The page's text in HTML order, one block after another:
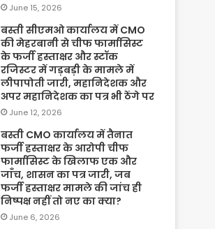
June 15, 2026
बस्ती सीएमओ कार्यालय में CMO
की मेहरबानी से चीफ फार्मासिस्ट
के फर्जी हस्ताक्षर और स्टॉक
रजिस्टर में गड़बड़ी के मामले में
लीपापोती जारी, महानिदेशक और
अपर महानिदेशक का पत्र भी ठेंगे पर
June 12, 2026
बस्ती CMO कार्यालय में तैनात
फर्जी हस्ताक्षर के आरोपी चीफ
फार्मासिस्ट के खिलाफ एक और
जाँच, शासन का पत्र जारी, जब
फर्जी हस्ताक्षर मामले की जांच ही
निष्पक्ष नहीं तो नए का क्या?
June 6, 2026